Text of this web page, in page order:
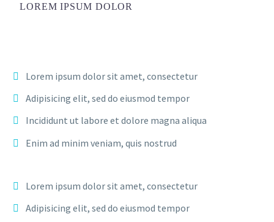
LOREM IPSUM DOLOR
Lorem ipsum dolor sit amet, consectetur
Adipisicing elit, sed do eiusmod tempor
Incididunt ut labore et dolore magna aliqua
Enim ad minim veniam, quis nostrud
Lorem ipsum dolor sit amet, consectetur
Adipisicing elit, sed do eiusmod tempor